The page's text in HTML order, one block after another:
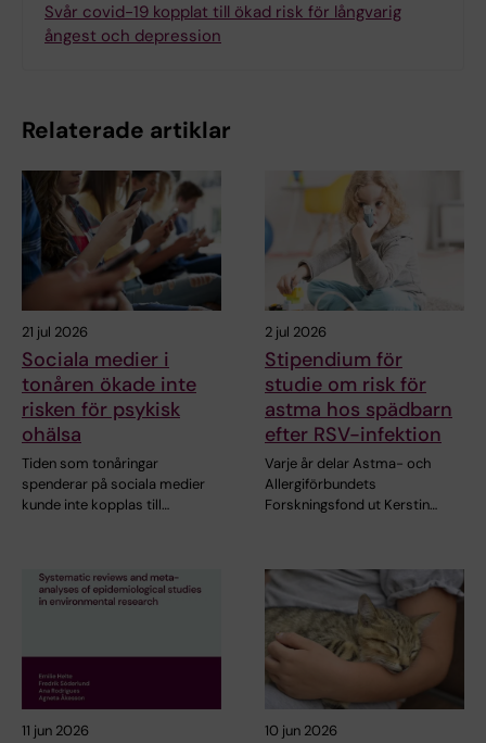
Svår covid-19 kopplat till ökad risk för långvarig
ångest och depression
Relaterade artiklar
21 jul 2026
Sociala medier i
tonåren ökade inte
risken för psykisk
ohälsa
Tiden som tonåringar
spenderar på sociala medier
kunde inte kopplas till…
2 jul 2026
Stipendium för
studie om risk för
astma hos spädbarn
efter RSV-infektion
Varje år delar Astma- och
Allergiförbundets
Forskningsfond ut Kerstin…
11 jun 2026 10 jun 2026